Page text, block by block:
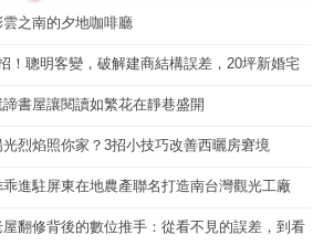
雲之南的夕地咖啡廳
！聰明客變，破解建商結構誤差，20坪新婚宅
諦書屋讓閱讀如繁花在靜巷盛開
光烈焰照你家？3招小技巧改善西曬房窘境
乖進駐屏東在地農產聯名打造南台灣觀光工廠
屋翻修背後的數位推手：從看不見的誤差，到看